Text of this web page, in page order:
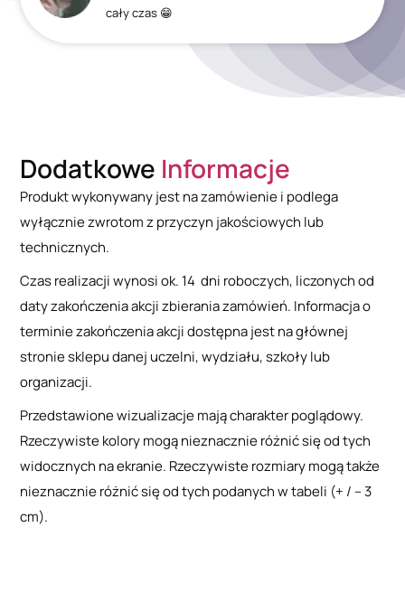
cały czas 😁
Dodatkowe Informacje
Produkt wykonywany jest na zamówienie i podlega
wyłącznie zwrotom z przyczyn jakościowych lub
technicznych.
Czas realizacji wynosi ok. 14 dni roboczych, liczonych od
daty zakończenia akcji zbierania zamówień. Informacja o
terminie zakończenia akcji dostępna jest na głównej
stronie sklepu danej uczelni, wydziału, szkoły lub
organizacji.
Przedstawione wizualizacje mają charakter poglądowy.
Rzeczywiste kolory mogą nieznacznie różnić się od tych
widocznych na ekranie. Rzeczywiste rozmiary mogą także
nieznacznie różnić się od tych podanych w tabeli (+ / – 3
cm).